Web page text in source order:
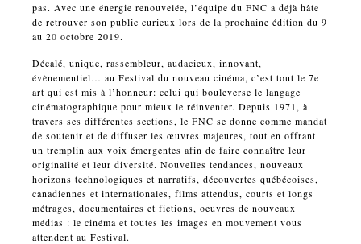
pas. Avec une énergie renouvelée, l’équipe du FNC a déjà hâte
de retrouver son public curieux lors de la prochaine édition du 9
au 20 octobre 2019.
Décalé, unique, rassembleur, audacieux, innovant,
évènementiel… au Festival du nouveau cinéma, c’est tout le 7e
art qui est mis à l’honneur: celui qui bouleverse le langage
cinématographique pour mieux le réinventer. Depuis 1971, à
travers ses différentes sections, le FNC se donne comme mandat
de soutenir et de diffuser les œuvres majeures, tout en offrant
un tremplin aux voix émergentes afin de faire connaître leur
originalité et leur diversité. Nouvelles tendances, nouveaux
horizons technologiques et narratifs, découvertes québécoises,
canadiennes et internationales, films attendus, courts et longs
métrages, documentaires et fictions, oeuvres de nouveaux
médias : le cinéma et toutes les images en mouvement vous
attendent au Festival.